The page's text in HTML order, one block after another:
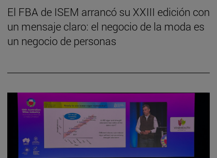
El FBA de ISEM arrancó su XXIII edición con
un mensaje claro: el negocio de la moda es
un negocio de personas